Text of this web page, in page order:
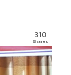
310
Shares